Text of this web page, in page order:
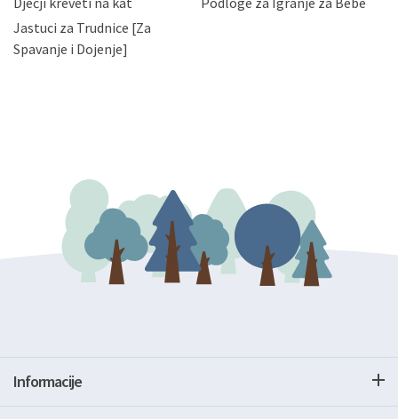
zatražiti prestanak aktivnosti obrade Vaših osobnih
podataka. Opoziv privole možete podnijeti poštom na
gore navedenu adresu ili e-mailom na adresu:
Jastuci za Trudnice [Za
Spavanje i Dojenje]
Informacije